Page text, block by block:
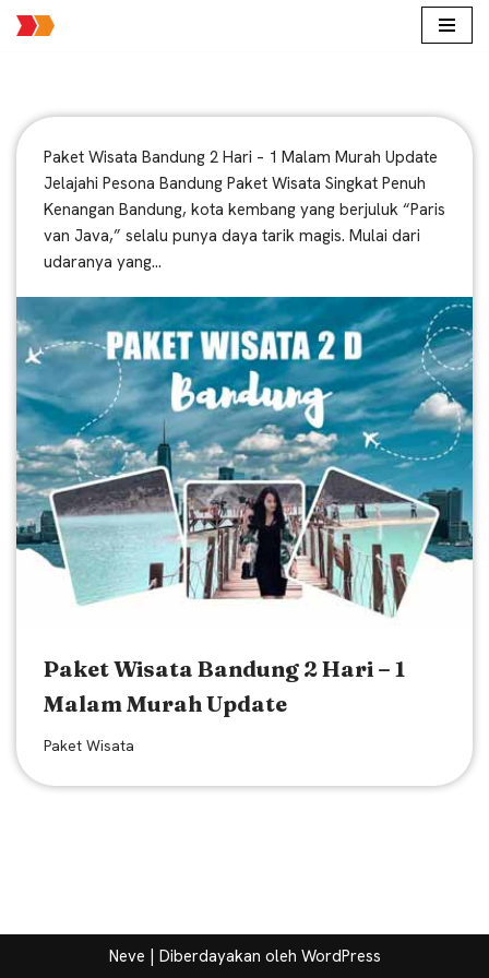
konten
Paket Wisata Bandung 2 Hari – 1 Malam Murah Update
Jelajahi Pesona Bandung Paket Wisata Singkat Penuh
Kenangan Bandung, kota kembang yang berjuluk “Paris
van Java,” selalu punya daya tarik magis. Mulai dari
udaranya yang…
Paket Wisata Bandung 2 Hari – 1
Malam Murah Update
Paket Wisata
Neve | Diberdayakan oleh WordPress